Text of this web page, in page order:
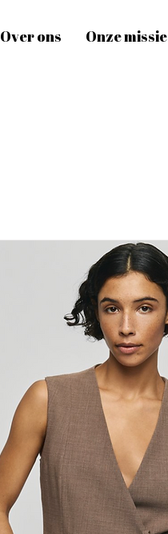
Over ons Onze missie